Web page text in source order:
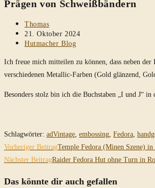
durchsuchen
Prägen von Schweißbändern
Beitrags-
Autor:
Thomas
Beitrag
veröffentlicht:
21. Oktober 2024
Beitrags-
Hutmacher Blog
Ich freue mich mitteilen zu können, dass neben
verschiedenen Metallic-Farben (Gold glänzend,
Besonders stolz bin ich die Buchstaben „I und J“
Schlagwörter: adVintage, embossing, Fedora,
Weitere
Artikel
ansehen
Vorheriger BeitragTemple Fedora (Minen Szene) in
Nächster BeitragRaider Fedora Hut ohne Turn in
Das könnte dir auch gefallen